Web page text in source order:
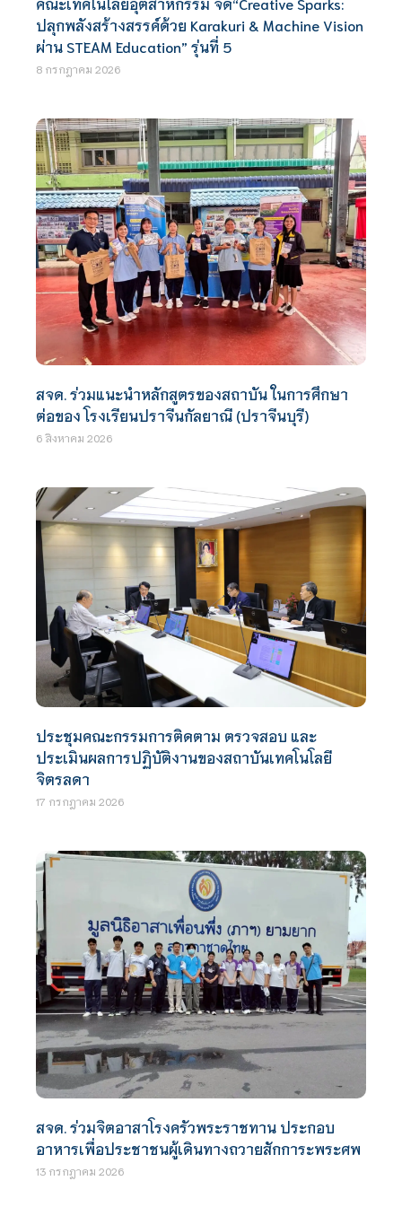
ปลุกพลังสร้างสรรค์ด้วย Karakuri & Machine Vision
ผ่าน STEAM Education” รุ่นที่ 5
8 กรกฎาคม 2026
สจด. ร่วมแนะนำหลักสูตรของสถาบัน ในการศึกษา
ต่อของ โรงเรียนปราจีนกัลยาณี (ปราจีนบุรี)
6 สิงหาคม 2026
ประชุมคณะกรรมการติดตาม ตรวจสอบ และ
ประเมินผลการปฏิบัติงานของสถาบันเทคโนโลยี
จิตรลดา
17 กรกฎาคม 2026
สจด. ร่วมจิตอาสาโรงครัวพระราชทาน ประกอบ
อาหารเพื่อประชาชนผู้เดินทางถวายสักการะพระศพ
13 กรกฎาคม 2026